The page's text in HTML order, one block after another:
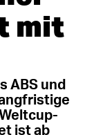
mit
ABS und
ist ab